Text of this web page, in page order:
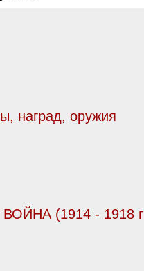
наград, оружия
(1914 - 1918